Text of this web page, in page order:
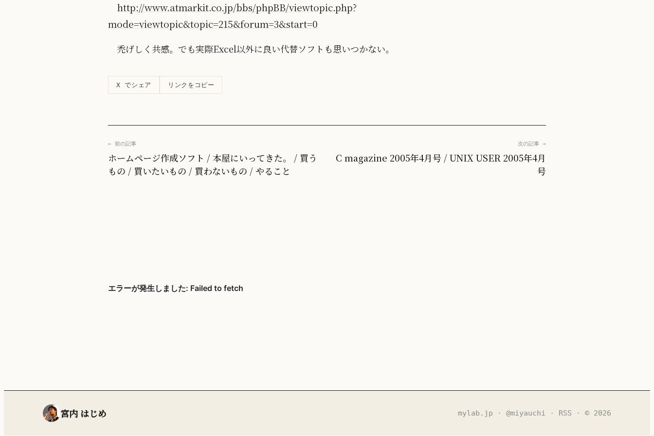
http://www.atmarkit.co.jp/bbs/phpBB/viewtopic.php?
mode=viewtopic&topic=215&forum=3&start=0
禿げしく共感。でも実際Excel以外に良い代替ソフトも思いつかない。
X でシェア リンクをコピー
← 前の記事
ホームページ作成ソフト / 本屋にいってきた。 / 買う
もの / 買いたいもの / 買わないもの / やること
次の記事 →
C magazine 2005年4月号 / UNIX USER 2005年4月
号
宮内 はじめ mylab.jp · @miyauchi · RSS · © 2026